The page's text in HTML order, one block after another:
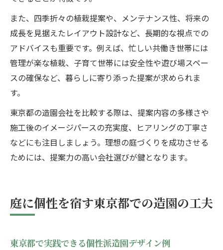
また、四季折々の植栽提案や、メンテナンス性、将来の
成長を見据えたレイアウト設計など、長期的な視点での
アドバイスも重要です。例えば、忙しい共働き世帯には
管理が楽な植栽、子育て世帯には安全性や遊び場スペー
スの確保など、暮らしに寄り添った提案が求められま
す。
東京都の造園会社を比較する際は、提案内容の多様さや
施工後のイメージパースの充実度、ヒアリングの丁寧さ
などにも注目しましょう。理想の庭づくりを成功させる
ためには、提案力の高い会社選びが鍵となります。
庭に個性を宿す東京都での造園の工夫
東京都で実践できる個性派造園デザイン例